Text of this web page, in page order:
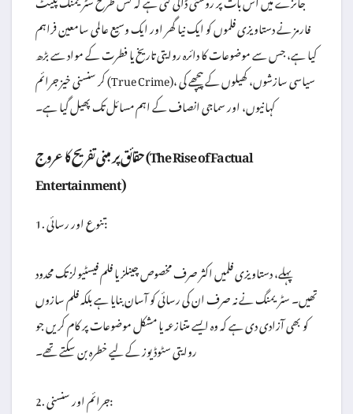
فارمز نے دستاویزی فلموں کو ایک نیا گھر اور ایک وسیع عالمی سامعین فراہم
کیا ہے، جس سے موضوعات کا دائرہ روایتی تاریخ یا فطرت کے مواد سے بڑھ
کر سنسنی خیز جرائم (True Crime)، سیاسی سازشوں، کھیلوں کے پیچھے کی
کہانیوں، اور سماجی انصاف کے اہم مسائل تک پھیل گیا ہے۔
حقائق پر مبنی تفریح کا عروج (The Rise of Factual
Entertainment)
1. تنوع اور رسائی:
پہلے، دستاویزی فلمیں اکثر صرف مخصوص چینلز یا فلم فیسٹیولز تک محدود
تھیں۔ سٹریمنگ نے نہ صرف ان کی رسائی کو آسان بنایا ہے بلکہ فلم سازوں
کو بھی آزادی دی ہے کہ وہ ایسے متنازعہ یا مشکل موضوعات پر کام کریں جو
روایتی سٹوڈیوز کے لیے خطرہ بن سکتے تھے۔
2. جرائم اور سنسنی: